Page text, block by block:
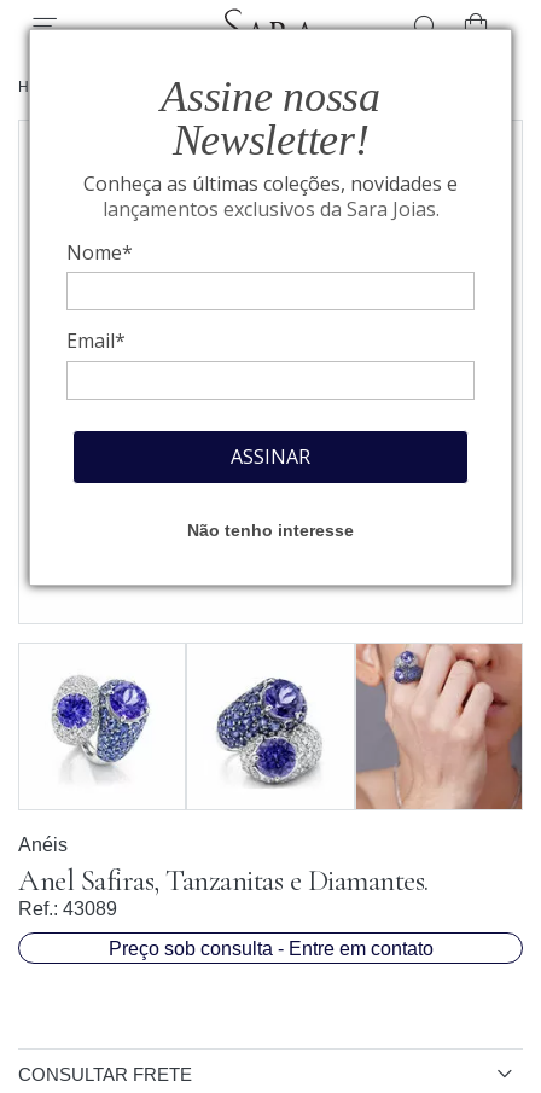
Assine nossa
Newsletter!
Conheça as últimas coleções, novidades e
lançamentos exclusivos da Sara Joias.
Nome*
Email*
ASSINAR
Não tenho interesse
HOME ALTA JOALHERIA/ANÉIS
Anéis
Anel Safiras, Tanzanitas e Diamantes.
Ref.: 43089
Preço sob consulta - Entre em contato
CONSULTAR FRETE